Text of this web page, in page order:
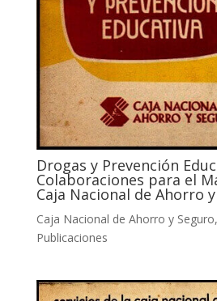
Drogas y Prevención
Colaboraciones para el
Caja Nacional de Ahorro y
Caja Nacional de Ahorro y Seguro,
Publicaciones